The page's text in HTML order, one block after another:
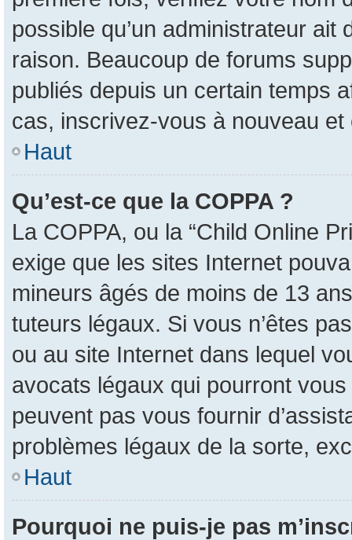
possible qu’un administrateur
raison. Beaucoup de forums
publiés depuis un certain temps
cas, inscrivez-vous à nouveau
Haut
Qu’est-ce que la COPPA ?
La COPPA, ou la “Child Online
exige que les sites Internet
mineurs âgés de moins de 13
tuteurs légaux. Si vous n’êtes
ou au site Internet dans lequel
avocats légaux qui pourront
peuvent pas vous fournir
problèmes légaux de la sorte,
Haut
Pourquoi ne puis-je pas